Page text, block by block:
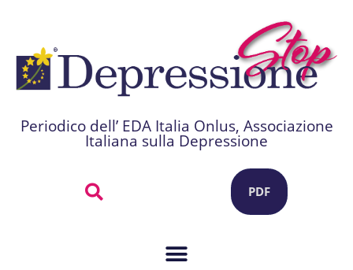
Periodico dell’ EDA Italia Onlus, Associazione
Italiana sulla Depressione
PDF